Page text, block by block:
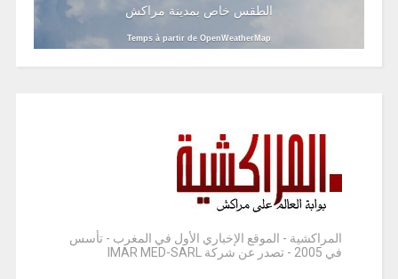
الطقس خاص بمدينة مراكش
Temps à partir de OpenWeatherMap
المراكشية - الموقع الإخباري الأول في المغرب - تأسس
في 2005 - تصدر عن شركة IMAR MED-SARL